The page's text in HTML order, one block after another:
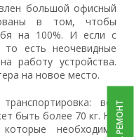
большой офисный
в том, чтобы
на 100%. И если с
есть неочевидные
работу устройства.
на новое место.
вес
быть более 70 кг. Но
необходимо